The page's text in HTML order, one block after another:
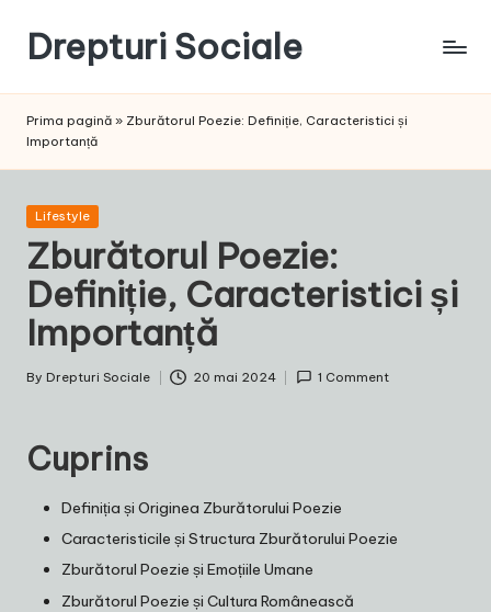
content
Drepturi Sociale
Sociale:
Schimbarea
Noastră!
Prima pagină » Zburătorul Poezie: Definiție, Caracteristici și
Importanță
Posted
Lifestyle
Zburătorul Poezie:
Definiție, Caracteristici și
Importanță
Posted
By Drepturi Sociale 20 mai 2024 1 Comment
Cuprins
Definiția și Originea Zburătorului Poezie
Caracteristicile și Structura Zburătorului Poezie
Zburătorul Poezie și Emoțiile Umane
Zburătorul Poezie și Cultura Românească